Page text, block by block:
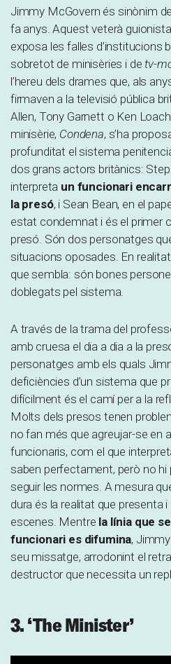
Jimmy McGovern és sinònim
fa anys. Aquest veterà
exposa les falles d’institucions
sobretot de minisèries i detv-
l’hereu dels drames que, als
firmaven a la televisió pública
Allen, Tony Garnett o Ken
minisèrie, Condena, s’ha
profunditat el sistema
dos grans actors britànics:
interpreta un funcionari
la presó, i Sean Bean, en el
estat condemnat i és el primer
presó. Són dos personatges
situacions oposades. En
que sembla: són bones
doblegats pel sistema.
A través de la trama del
amb cruesa el dia a dia a la
personatges amb els quals
deficiències d’un sistema que
difícilment és el camí per a la
Molts dels presos tenen
no fan més que agreujar-se en
funcionaris, com el que
saben perfectament, però no hi
seguir les normes. A mesura
dura és la realitat que presenta
escenes. Mentre la línia que
funcionari es difumina,
seu missatge, arrodonint el
destructor que necessita un
3. ‘The Minister’